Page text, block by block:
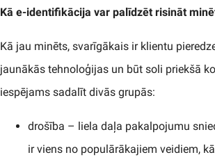
Kā e-identifikācija var palīdzēt risināt
Kā jau minēts, svarīgākais ir klientu
jaunākās tehnoloģijas un būt soli priekšā
iespējams sadalīt divās grupās:
drošība – liela daļa pakalpojumu
ir viens no populārākajiem veidiem,